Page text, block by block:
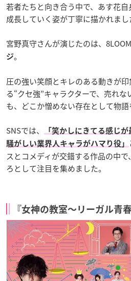
若者たちと向き合う中で、あす花自
成長していく姿が丁寧に描かれまし
宮野真守さんが演じたのは、
ジ。
圧の強い笑顔とキレのある動きが
る“クセ強”キャラクターで、売れ
も、どこか憎めない存在として物語
SNSでは、
「笑かしにきてる感じ
騒がしい業界人キャラがハマり役」
スとコメディが交錯する作品の中
ろとして注目を集めました。
『女神の教室〜リーガル青